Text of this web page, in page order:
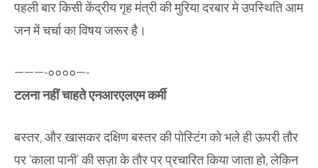
पहली बार किसी केंद्रीय गृह मंत्री की मुरिया दरबार मे उपस्थिति आम
जन में चर्चा का विषय जरूर है।
———-००००—-
टलना नहीं चाहते एनआरएलएम कर्मी
बस्तर, और खासकर दक्षिण बस्तर की पोस्टिंग को भले ही ऊपरी तौर
पर ‘काला पानी’ की सज़ा के तौर पर प्रचारित किया जाता हो, लेकिन